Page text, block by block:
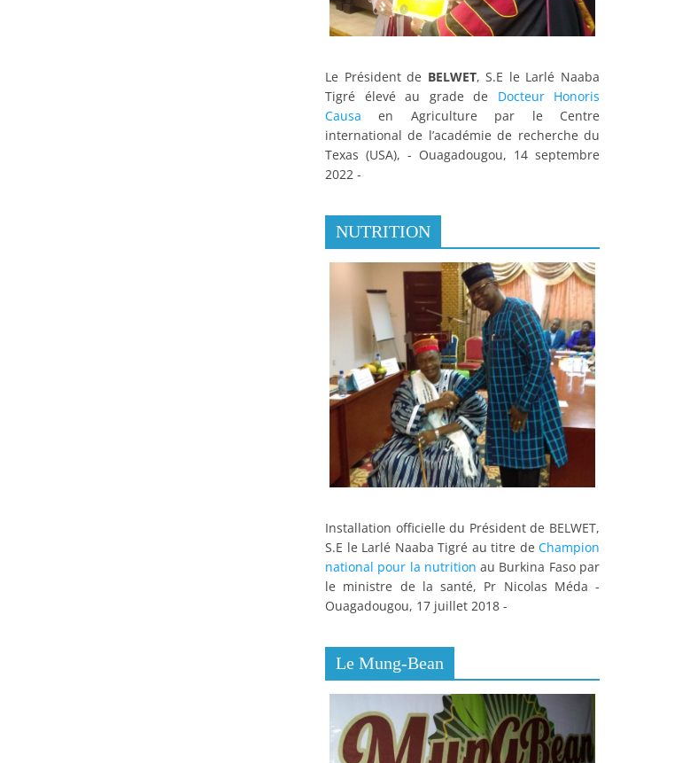
Le Président de BELWET, S.E le Larlé Naaba
Tigré élevé au grade de Docteur Honoris
Causa en Agriculture par le Centre
international de l’académie de recherche du
Texas (USA), - Ouagadougou, 14 septembre
2022 -
NUTRITION
Installation officielle du Président de BELWET,
S.E le Larlé Naaba Tigré au titre de Champion
national pour la nutrition au Burkina Faso par
le ministre de la santé, Pr Nicolas Méda -
Ouagadougou, 17 juillet 2018 -
Le Mung-Bean